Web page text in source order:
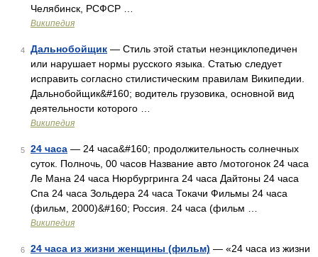
Челябинск, РСФСР …
Википедия
4 Дальнобойщик — Стиль этой статьи неэнциклопедичен
или нарушает нормы русского языка. Статью следует
исправить согласно стилистическим правилам Википедии.
Дальнобойщик&#160; водитель грузовика, основной вид
деятельности которого …
Википедия
5 24 часа — 24 часа&#160; продолжительность солнечных
суток. Полночь, 00 часов Название авто /мотогонок 24 часа
Ле Мана 24 часа Нюрбургринга 24 часа Дайтоны 24 часа
Спа 24 часа Зольдера 24 часа Токачи Фильмы 24 часа
(фильм, 2000)&#160; Россия. 24 часа (фильм …
Википедия
6 24 часа из жизни женщины (фильм) — «24 часа из жизни